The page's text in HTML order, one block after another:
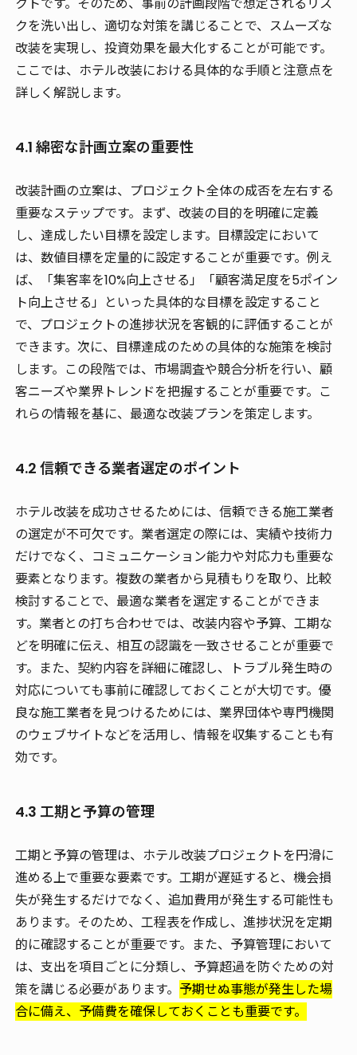
クを洗い出し、適切な対策を講じることで、スムーズな
改装を実現し、投資効果を最大化することが可能です。
ここでは、ホテル改装における具体的な手順と注意点を
詳しく解説します。
4.1 綿密な計画立案の重要性
改装計画の立案は、プロジェクト全体の成否を左右する
重要なステップです。まず、改装の目的を明確に定義
し、達成したい目標を設定します。目標設定において
は、数値目標を定量的に設定することが重要です。例え
ば、「集客率を10%向上させる」「顧客満足度を5ポイン
ト向上させる」といった具体的な目標を設定すること
で、プロジェクトの進捗状況を客観的に評価することが
できます。次に、目標達成のための具体的な施策を検討
します。この段階では、市場調査や競合分析を行い、顧
客ニーズや業界トレンドを把握することが重要です。こ
れらの情報を基に、最適な改装プランを策定します。
4.2 信頼できる業者選定のポイント
ホテル改装を成功させるためには、信頼できる施工業者
の選定が不可欠です。業者選定の際には、実績や技術力
だけでなく、コミュニケーション能力や対応力も重要な
要素となります。複数の業者から見積もりを取り、比較
検討することで、最適な業者を選定することができま
す。業者との打ち合わせでは、改装内容や予算、工期な
どを明確に伝え、相互の認識を一致させることが重要で
す。また、契約内容を詳細に確認し、トラブル発生時の
対応についても事前に確認しておくことが大切です。 優
良な施工業者を見つけるためには、業界団体や専門機関
のウェブサイトなどを活用し、情報を収集することも有
効です。
4.3 工期と予算の管理
工期と予算の管理は、ホテル改装プロジェクトを円滑に
進める上で重要な要素です。工期が遅延すると、機会損
失が発生するだけでなく、追加費用が発生する可能性も
あります。そのため、工程表を作成し、進捗状況を定期
的に確認することが重要です。また、予算管理において
は、支出を項目ごとに分類し、予算超過を防ぐための対
策を講じる必要があります。 予期せぬ事態が発生した場
合に備え、予備費を確保しておくことも重要です。